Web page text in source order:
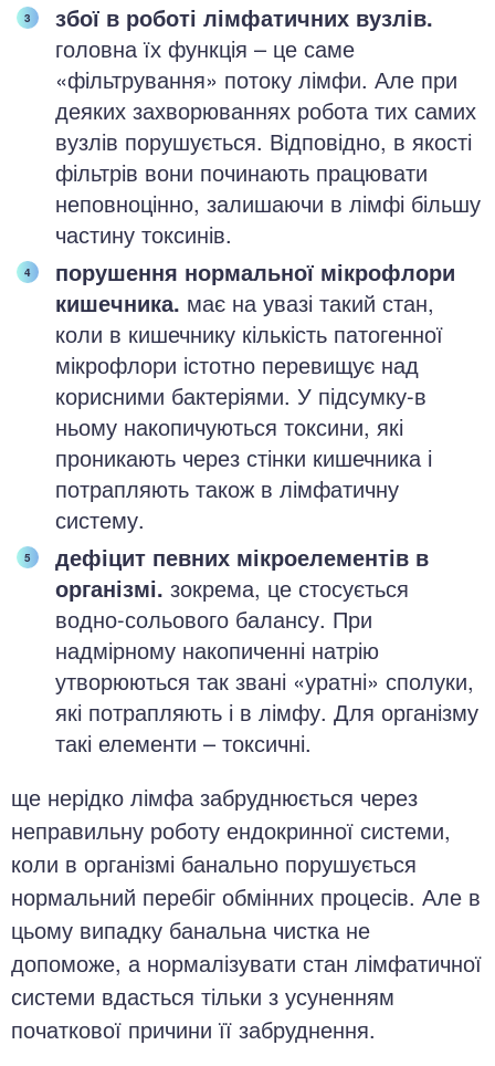
збої в роботі лімфатичних вузлів.
головна їх функція – це саме
«фільтрування» потоку лімфи. Але при
деяких захворюваннях робота тих самих
вузлів порушується. Відповідно, в якості
фільтрів вони починають працювати
неповноцінно, залишаючи в лімфі більшу
частину токсинів.
порушення нормальної мікрофлори
кишечника. має на увазі такий стан,
коли в кишечнику кількість патогенної
мікрофлори істотно перевищує над
корисними бактеріями. У підсумку-в
ньому накопичуються токсини, які
проникають через стінки кишечника і
потрапляють також в лімфатичну
систему.
дефіцит певних мікроелементів в
організмі. зокрема, це стосується
водно-сольового балансу. При
надмірному накопиченні натрію
утворюються так звані «уратні» сполуки,
які потрапляють і в лімфу. Для організму
такі елементи – токсичні.
ще нерідко лімфа забруднюється через
неправильну роботу ендокринної системи,
коли в організмі банально порушується
нормальний перебіг обмінних процесів. Але в
цьому випадку банальна чистка не
допоможе, а нормалізувати стан лімфатичної
системи вдасться тільки з усуненням
початкової причини її забруднення.